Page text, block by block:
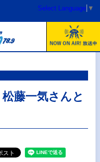
Select Language ▼
藤一気さんと